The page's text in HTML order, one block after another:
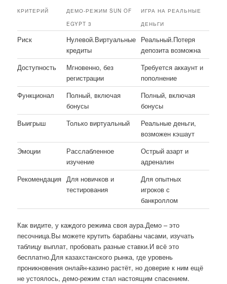
КРИТЕРИЙ
ДЕМО-РЕЖИМ SUN OF
EGYPT 3
ИГРА НА РЕАЛЬНЫЕ
ДЕНЬГИ
Риск
Нулевой.Виртуальные
кредиты
Реальный.Потеря
депозита возможна
Доступность
Мгновенно, без
регистрации
Требуется аккаунт и
пополнение
Функционал
Полный, включая
бонусы
Полный, включая
бонусы
Выигрыш
Только виртуальный
Реальные деньги,
возможен кэшаут
Эмоции
Расслабленное
изучение
Острый азарт и
адреналин
Рекомендация Для новичков и
тестирования
Для опытных
игроков с
банкроллом
Как видите, у каждого режима своя аура.Демо – это
песочница.Вы можете крутить барабаны часами, изучать
таблицу выплат, пробовать разные ставки.И всё это
бесплатно.Для казахстанского рынка, где уровень
проникновения онлайн-казино растёт, но доверие к ним ещё
не устоялось, демо-режим стал настоящим спасением.